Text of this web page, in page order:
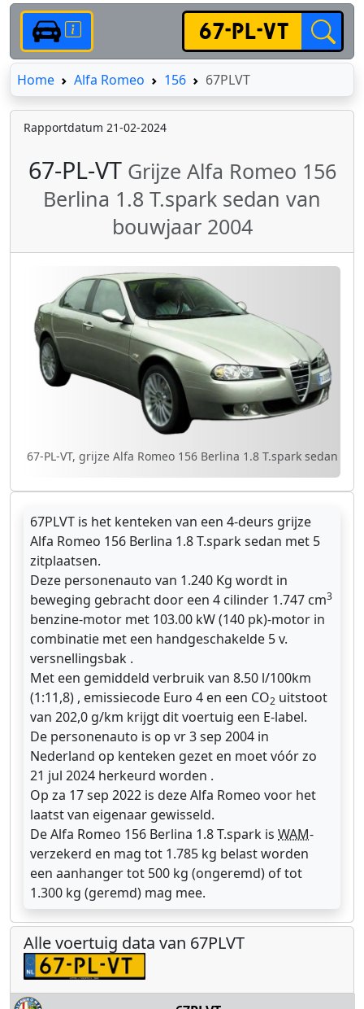
HomeHomeAlfa Romeo 156 67PLVT
Rapportdatum 21-02-2024
67-PL-VT Grijze Alfa Romeo 156
Berlina 1.8 T.spark sedan van
bouwjaar 2004
67-PL-VT, grijze Alfa Romeo 156 Berlina 1.8 T.spark sedan
67PLVT is het kenteken van een 4-deurs grijze
Alfa Romeo 156 Berlina 1.8 T.spark sedan met 5
zitplaatsen.
Deze personenauto van 1.240 Kg wordt in
beweging gebracht door een 4 cilinder 1.747 cm3
benzine-motor met 103.00 kW (140 pk)-motor in
combinatie met een handgeschakelde 5 v.
versnellingsbak .
Met een gemiddeld verbruik van 8.50 l/100km
(1:11,8) , emissiecode Euro 4 en een CO2 uitstoot
van 202,0 g/km krijgt dit voertuig een E-label.
De personenauto is op vr 3 sep 2004 in
Nederland op kenteken gezet en moet vóór zo
21 jul 2024 herkeurd worden .
Op za 17 sep 2022 is deze Alfa Romeo voor het
laatst van eigenaar gewisseld.
De Alfa Romeo 156 Berlina 1.8 T.spark is WAM-
verzekerd en mag tot 1.785 kg belast worden
een aanhanger tot 500 kg (ongeremd) of tot
1.300 kg (geremd) mag mee.
Alle voertuig data van 67PLVT